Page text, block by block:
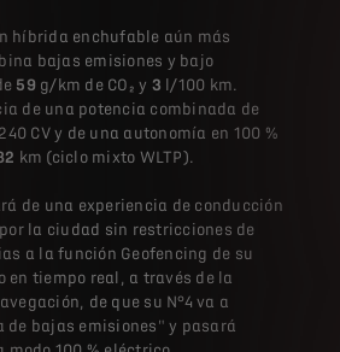
híbrida enchufable aún más
bajas emisiones y bajo
59 g/km de CO₂ y 3 l/100 km.
de una potencia combinada de
CV y de una autonomía en 100 %
km (ciclo mixto WLTP).
de una experiencia de conducción
la ciudad sin restricciones de
a la función Geofencing de su
en tiempo real, a través de la
de que su N°4 va a
de bajas emisiones" y pasará